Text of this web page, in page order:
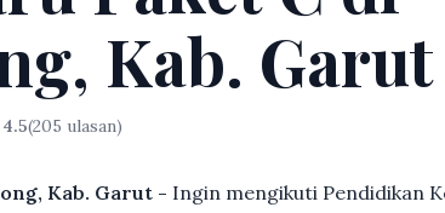
Kab. Garut
4.5(205 ulasan)
Kab. Garut - Ingin mengikuti Pendidikan